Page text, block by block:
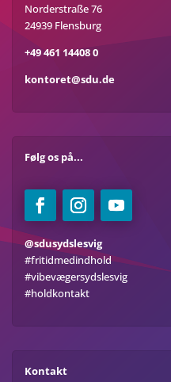
Norderstraße 76
24939 Flensburg
+49 461 14408 0
kontoret@sdu.de
Følg os på...
@sdusydslesvig
#fritidmedindhold
#vibevægersydslesvig
#holdkontakt
Kontakt